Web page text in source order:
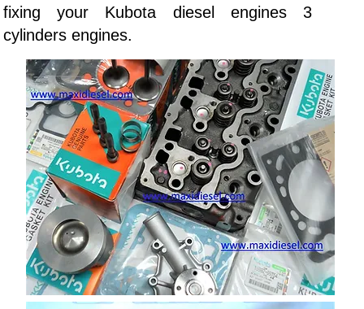
fixing your Kubota diesel engines 3
cylinders engines.